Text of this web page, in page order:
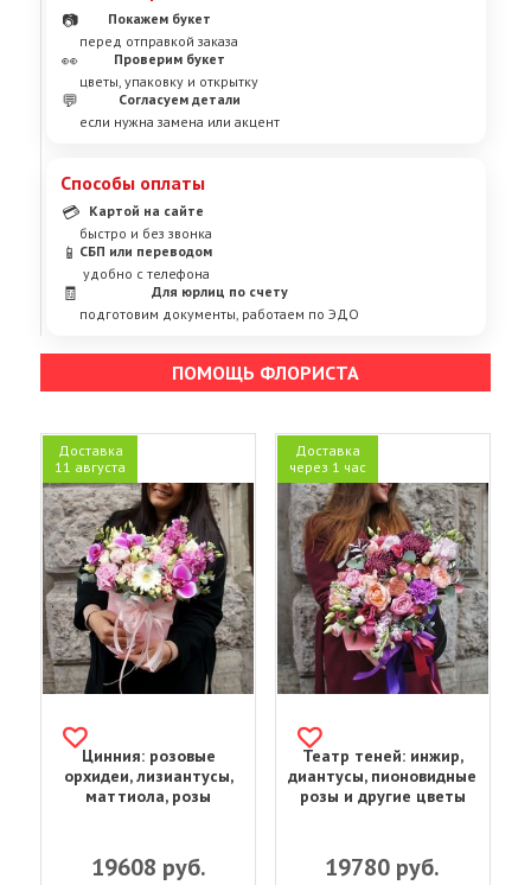
📷
Покажем букет
перед отправкой заказа
👀
Проверим букет
цветы, упаковку и открытку
💬
Согласуем детали
если нужна замена или акцент
Способы оплаты
💳
Картой на сайте
быстро и без звонка
📱 СБП или переводом
удобно с телефона
🧾
Для юрлиц по счету
подготовим документы, работаем по ЭДО
ПОМОЩЬ ФЛОРИСТА
Доставка
11 августа
Цинния: розовые
орхидеи, лизиантусы,
маттиола, розы
19608 руб.
Доставка
через 1 час
Театр теней: инжир,
диантусы, пионовидные
розы и другие цветы
19780 руб.